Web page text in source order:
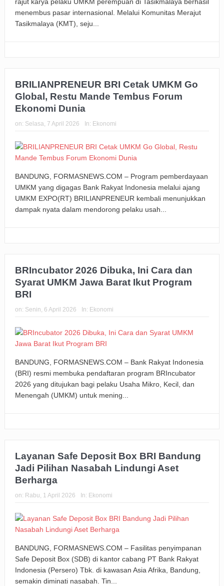
rajut karya pelaku UMKM perempuan di Tasikmalaya berhasil
menembus pasar internasional. Melalui Komunitas Merajut
Tasikmalaya (KMT), seju...
BRILIANPRENEUR BRI Cetak UMKM Go
Global, Restu Mande Tembus Forum
Ekonomi Dunia
on: Selasa, 7 April 2026 In: Ekonomi
BANDUNG, FORMASNEWS.COM – Program pemberdayaan
UMKM yang digagas Bank Rakyat Indonesia melalui ajang
UMKM EXPO(RT) BRILIANPRENEUR kembali menunjukkan
dampak nyata dalam mendorong pelaku usah...
BRIncubator 2026 Dibuka, Ini Cara dan
Syarat UMKM Jawa Barat Ikut Program
BRI
on: Senin, 6 April 2026 In: Ekonomi
BANDUNG, FORMASNEWS.COM – Bank Rakyat Indonesia
(BRI) resmi membuka pendaftaran program BRIncubator
2026 yang ditujukan bagi pelaku Usaha Mikro, Kecil, dan
Menengah (UMKM) untuk mening...
Layanan Safe Deposit Box BRI Bandung
Jadi Pilihan Nasabah Lindungi Aset
Berharga
on: Rabu, 1 April 2026 In: Ekonomi
BANDUNG, FORMASNEWS.COM – Fasilitas penyimpanan
Safe Deposit Box (SDB) di kantor cabang PT Bank Rakyat
Indonesia (Persero) Tbk. di kawasan Asia Afrika, Bandung,
semakin diminati nasabah. Tin...